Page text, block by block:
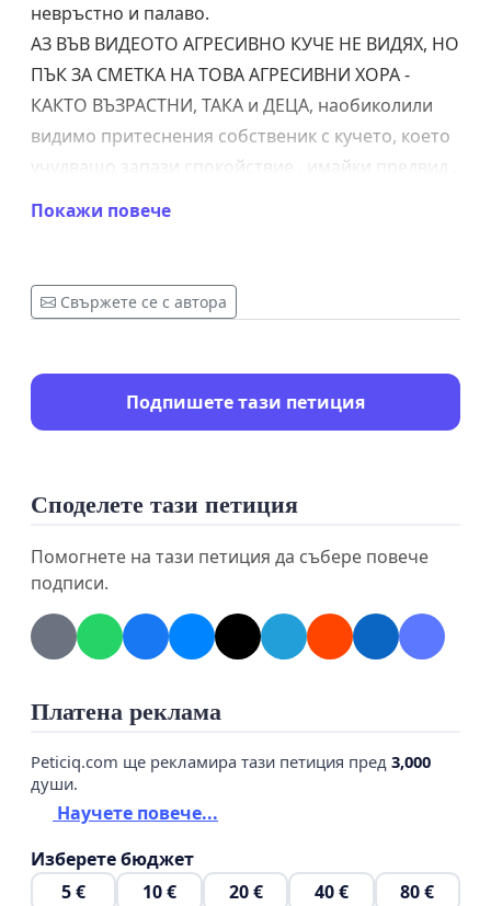
невръстно и палаво.
АЗ ВЪВ ВИДЕОТО АГРЕСИВНО КУЧЕ НЕ ВИДЯХ, НО
ПЪК ЗА СМЕТКА НА ТОВА АГРЕСИВНИ ХОРА -
КАКТО ВЪЗРАСТНИ, ТАКА и ДЕЦА, наобиколили
видимо притеснения собственик с кучето, което
учудващо запази спокойствие , имайки предвид ,
индивида в сиво палтенце, който през цялото
време налита на бой, вкл. и в гръб и
самоличност от собственика на кучето без да е
представител на орган на реда, на когото е
агресия (хулиганство).
родители, които не са подготвили (образовали)
децата си за случайни срещи с кучета и с
животни въобще .
Нека кучето не става поредната жертва на
човешкия род.
Покажи повече
Свържете се с автора
Подпишете тази петиция
Споделете тази петиция
Помогнете на тази петиция да събере повече
подписи.
Платена реклама
Peticiq.com ще рекламира тази петиция пред 3,000
души.
Научете повече...
Изберете бюджет
5 €
10 € 20 € 40 € 80 €